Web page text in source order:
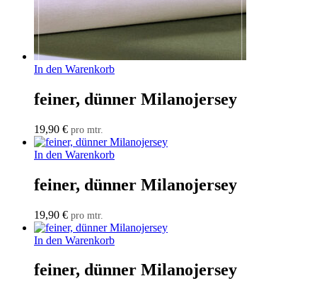
In den Warenkorb
feiner, dünner Milanojersey
19,90 € pro mtr.
In den Warenkorb
feiner, dünner Milanojersey
19,90 € pro mtr.
In den Warenkorb
feiner, dünner Milanojersey